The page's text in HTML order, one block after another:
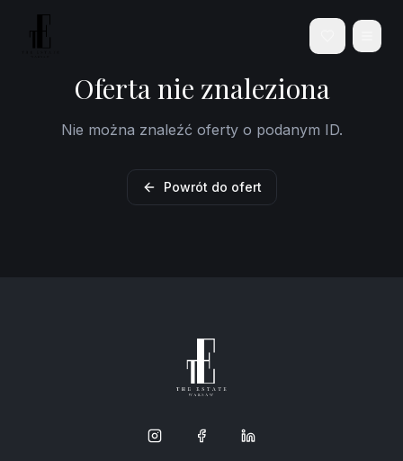
Oferta nie znaleziona
Nie można znaleźć oferty o podanym ID.
Powrót do ofert